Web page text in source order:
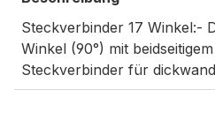
Steckverbinder 17 Winkel:-
Winkel (90°) mit
Steckverbinder für